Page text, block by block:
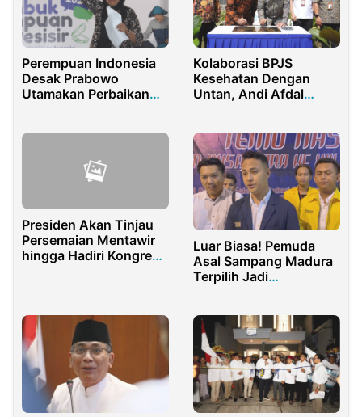
Perempuan Indonesia
Desak Prabowo
Utamakan Perbaikan
Pesisir
Kolaborasi BPJS
Kesehatan Dengan
Untan, Andi Afdal
Presiden Akan Tinjau
Persemaian Mentawir
hingga Hadiri Kongres
Luar Biasa! Pemuda
Asal Sampang Madura
Terpilih Jadi